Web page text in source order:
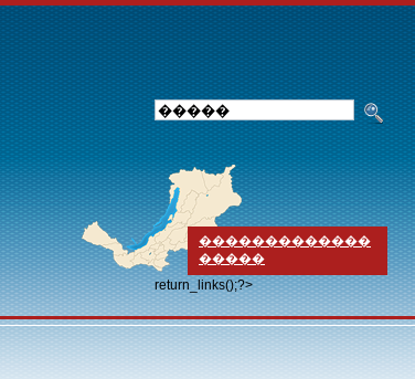
�������������
�����
return_links();?>